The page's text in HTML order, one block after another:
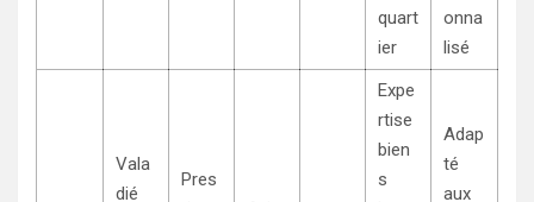
quart
ier
onna
lisé
Vala
dié
Pres
Expe
rtise
bien
s
Adap
té
aux